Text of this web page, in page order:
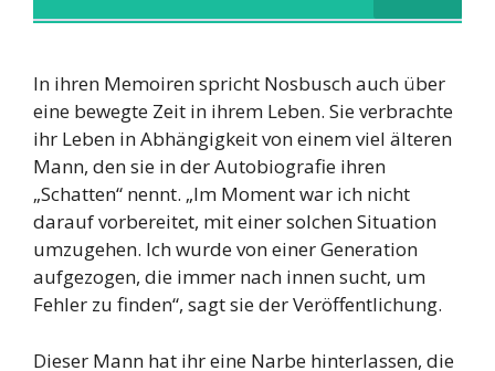
In ihren Memoiren spricht Nosbusch auch über
eine bewegte Zeit in ihrem Leben. Sie verbrachte
ihr Leben in Abhängigkeit von einem viel älteren
Mann, den sie in der Autobiografie ihren
„Schatten“ nennt. „Im Moment war ich nicht
darauf vorbereitet, mit einer solchen Situation
umzugehen. Ich wurde von einer Generation
aufgezogen, die immer nach innen sucht, um
Fehler zu finden“, sagt sie der Veröffentlichung.
Dieser Mann hat ihr eine Narbe hinterlassen, die